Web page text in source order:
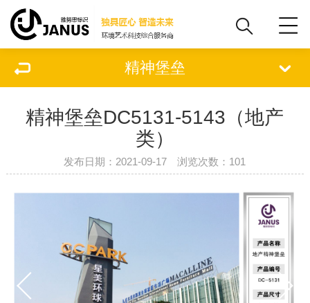
精神堡垒
精神堡垒DC5131-5143（地产
类）
发布日期：2021-09-17 浏览次数： 101